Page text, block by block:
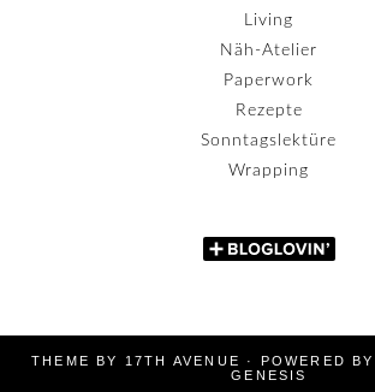
Living
Näh-Atelier
Paperwork
Rezepte
Sonntagslektüre
Wrapping
THEME BY 17TH AVENUE · POWERED BY
GENESIS